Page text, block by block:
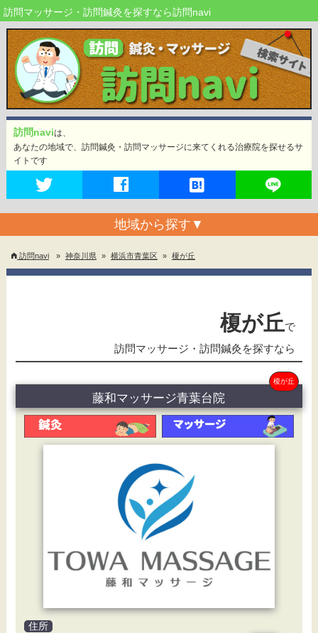
訪問マッサージ・訪問鍼灸を探すなら訪問navi
訪問naviは、
あなたの地域で、訪問鍼灸・訪問マッサージに来てくれる治療院を探せるサ
イトです
地域から探す ▼
訪問navi » 神奈川県 » 横浜市青葉区 » 榎が丘
榎が丘で
訪問マッサージ・訪問鍼灸を探すなら
榎が丘
藤和マッサージ青葉台院
住所